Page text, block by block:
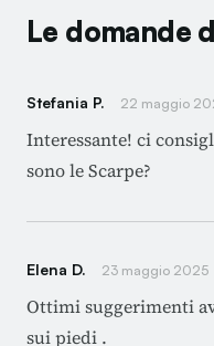
Le domande
Stefania P. 22 maggio
Interessante! ci
sono le Scarpe?
Elena D. 23 maggio 2025
Ottimi suggerimenti
sui piedi .